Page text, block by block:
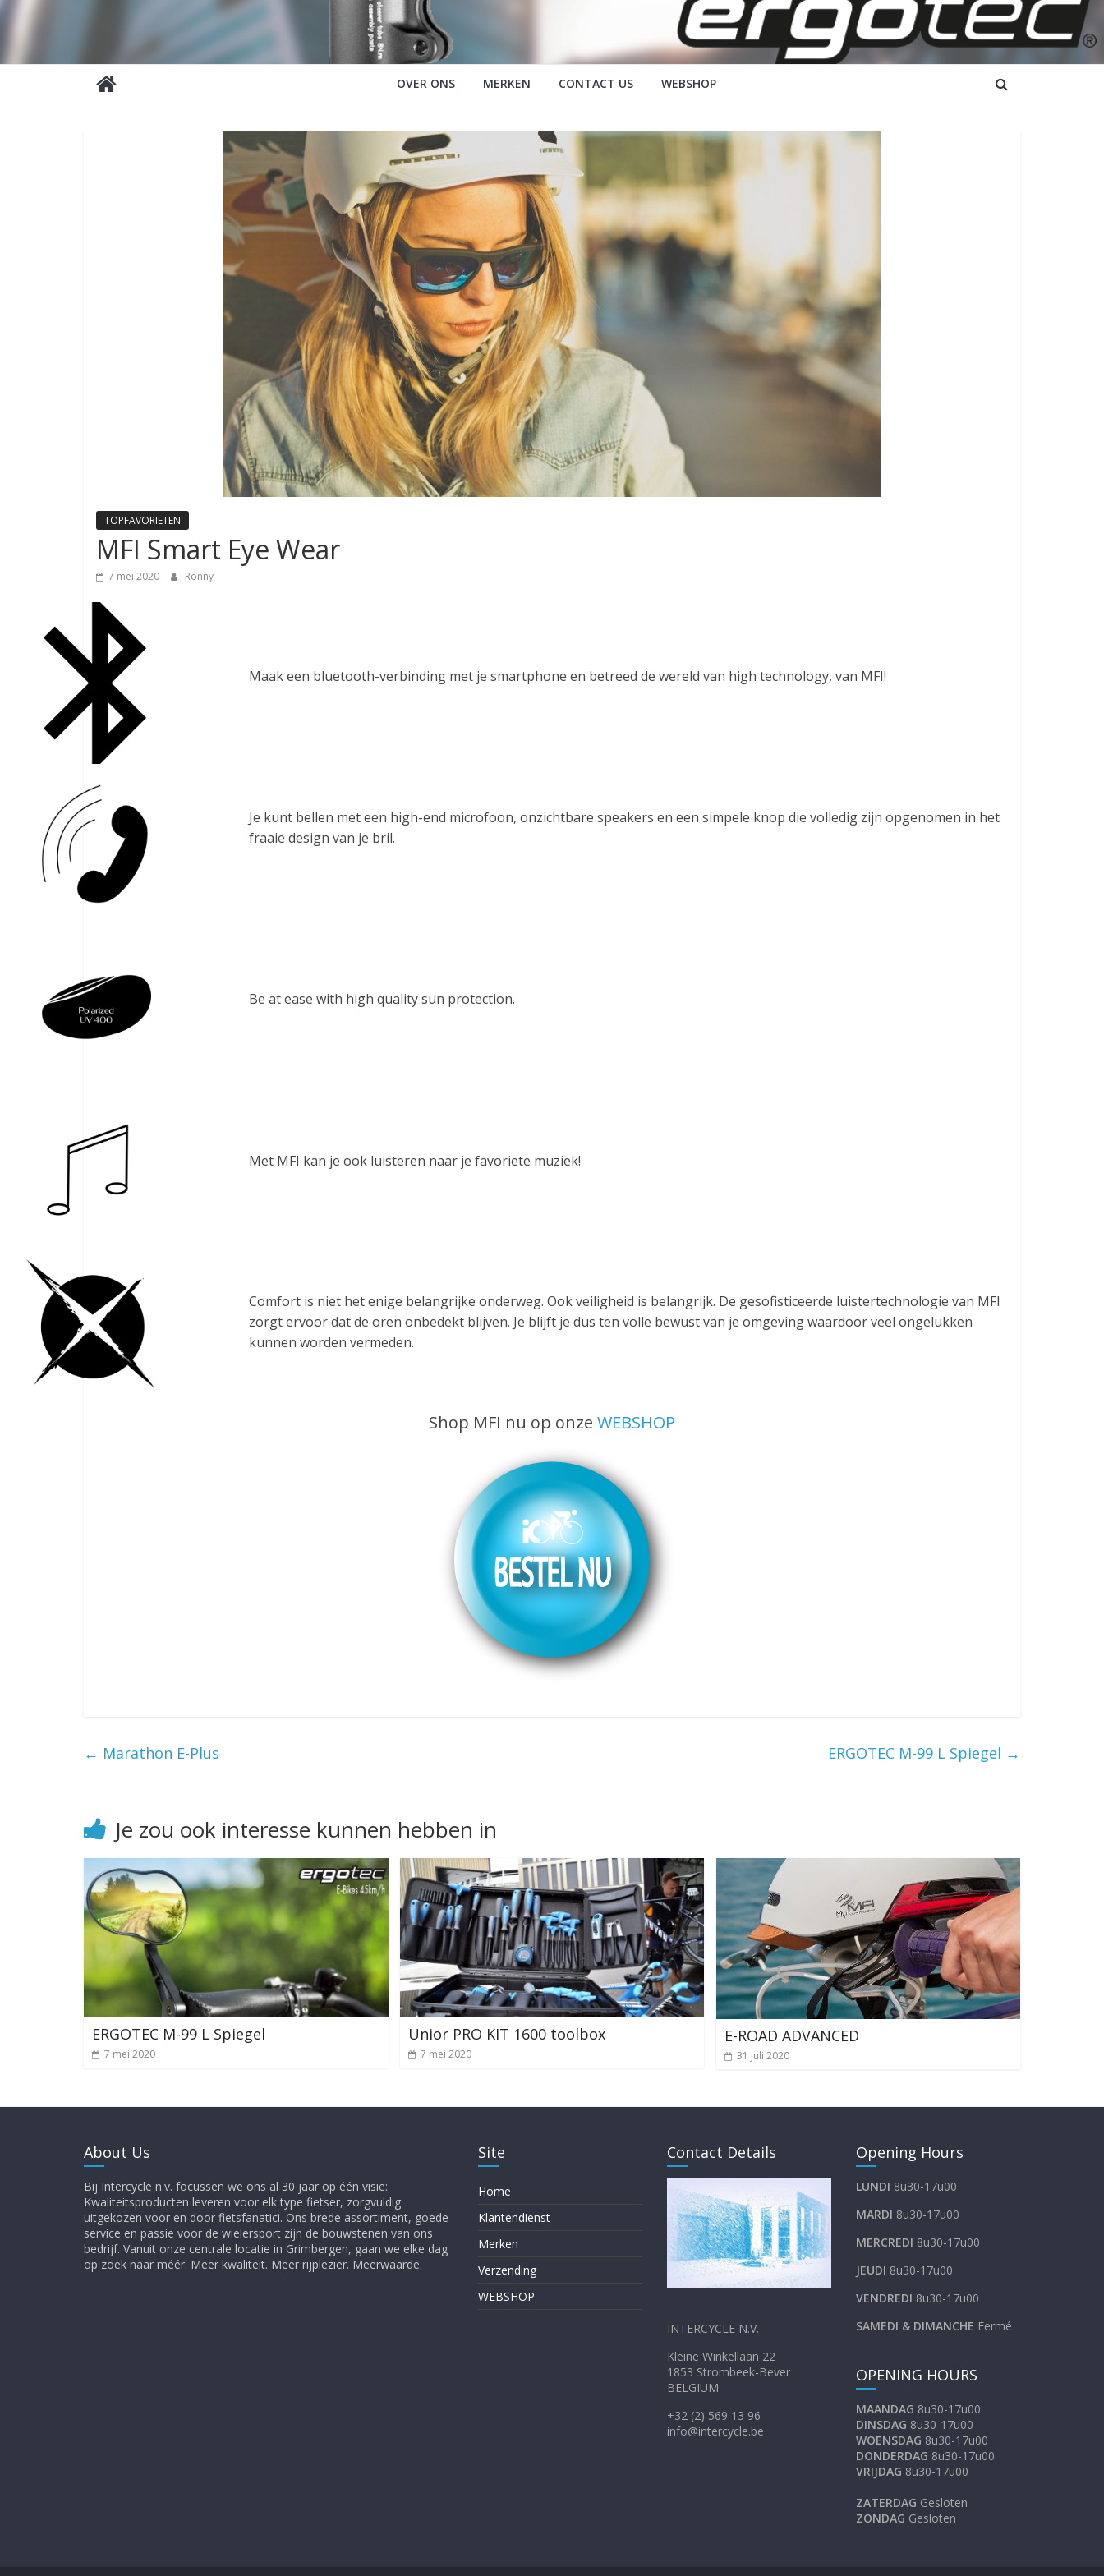
OVER ONS MERKEN CONTACT US WEBSHOP
TOPFAVORIETEN
MFI Smart Eye Wear
7 mei 2020 Ronny
Maak een bluetooth-verbinding met je smartphone en betreed de wereld van high technology, van MFI!
Je kunt bellen met een high-end microfoon, onzichtbare speakers en een simpele knop die volledig zijn opgenomen in het
fraaie design van je bril.
Be at ease with high quality sun protection.
Met MFI kan je ook luisteren naar je favoriete muziek!
Comfort is niet het enige belangrijke onderweg. Ook veiligheid is belangrijk. De gesofisticeerde luistertechnologie van MFI
zorgt ervoor dat de oren onbedekt blijven. Je blijft je dus ten volle bewust van je omgeving waardoor veel ongelukken
kunnen worden vermeden.
Shop MFI nu op onze WEBSHOP
← Marathon E-Plus ERGOTEC M-99 L Spiegel →
Je zou ook interesse kunnen hebben in
ERGOTEC M-99 L Spiegel
7 mei 2020
Unior PRO KIT 1600 toolbox
7 mei 2020
E-ROAD ADVANCED
31 juli 2020
About Us
Bij Intercycle n.v. focussen we ons al 30 jaar op één visie:
Kwaliteitsproducten leveren voor elk type fietser, zorgvuldig
uitgekozen voor en door fietsfanatici. Ons brede assortiment, goede
service en passie voor de wielersport zijn de bouwstenen van ons
bedrijf. Vanuit onze centrale locatie in Grimbergen, gaan we elke dag
op zoek naar méér. Meer kwaliteit. Meer rijplezier. Meerwaarde.
Site
Home
Klantendienst
Merken
Verzending
WEBSHOP
Contact Details
INTERCYCLE N.V.
Kleine Winkellaan 22
1853 Strombeek-Bever
BELGIUM
+32 (2) 569 13 96
info@intercycle.be
Opening Hours
LUNDI 8u30-17u00
MARDI 8u30-17u00
MERCREDI 8u30-17u00
JEUDI 8u30-17u00
VENDREDI 8u30-17u00
SAMEDI & DIMANCHE Fermé
OPENING HOURS
MAANDAG 8u30-17u00
DINSDAG 8u30-17u00
WOENSDAG 8u30-17u00
DONDERDAG 8u30-17u00
VRIJDAG 8u30-17u00
ZATERDAG Gesloten
ZONDAG Gesloten